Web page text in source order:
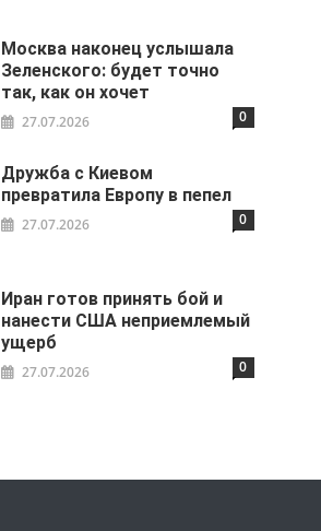
Москва наконец услышала
Зеленского: будет точно
так, как он хочет
27.07.2026 0
Дружба с Киевом
превратила Европу в пепел
27.07.2026 0
Иран готов принять бой и
нанести США неприемлемый
ущерб
27.07.2026 0